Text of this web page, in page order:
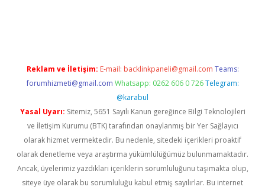
Reklam ve İletişim: E-mail: backlinkpaneli@gmail.com Teams:
forumhizmeti@gmail.com Whatsapp: 0262 606 0 726 Telegram:
@karabul
Yasal Uyarı: Sitemiz, 5651 Sayılı Kanun gereğince Bilgi Teknolojileri
ve İletişim Kurumu (BTK) tarafından onaylanmış bir Yer Sağlayıcı
olarak hizmet vermektedir. Bu nedenle, sitedeki içerikleri proaktif
olarak denetleme veya araştırma yükümlülüğümüz bulunmamaktadır.
Ancak, üyelerimiz yazdıkları içeriklerin sorumluluğunu taşımakta olup,
siteye üye olarak bu sorumluluğu kabul etmiş sayılırlar. Bu internet